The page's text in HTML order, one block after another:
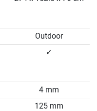
Outdoor
✓
4 mm
125 mm